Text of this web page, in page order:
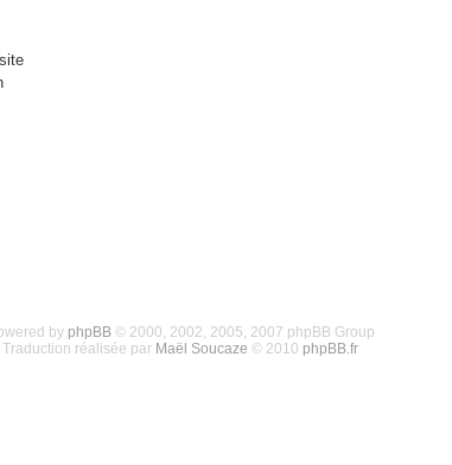
by phpBB© 2000, 2002, 2005, 2007 phpBB Group
Traduction réalisée par Maël Soucaze © 2010 phpBB.fr